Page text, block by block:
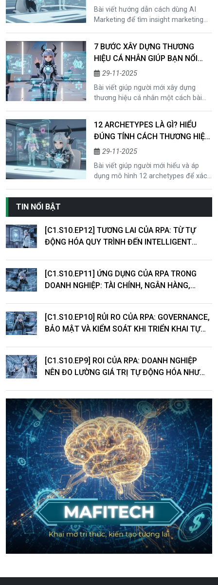
Bài viết hướng dẫn cách dùng AI
Marketing để tìm insight marketing
bình luận, hành vi khách hàng và dữ
liệu lớn. Phù hợp cho người mới muốn
hiểu khách nhanh, chính xác và áp
dụng vào nội dung – quảng cáo –
7 BƯỚC XÂY DỰNG THƯƠNG
HIỆU CÁ NHÂN GIÚP BẠN NỔI
BẬT TRONG 30 NGÀY
29-11-2025
Bài viết giúp người mới xây dựng
thương hiệu cá nhân một cách bài
lõi, định vị bản thân, thiết kế giọng
nói thương hiệu và ứng dụng AI-first.
Đây là hướng dẫn toàn diện giúp cá
nhân phát triển bền vững trong môi
12 ARCHETYPES LÀ GÌ? HIỂU
ĐÚNG TÍNH CÁCH THƯƠNG HIỆU
CHỈ TRONG VÀI PHÚT
29-11-2025
Bài viết giúp người mới hiểu và áp
dụng mô hình 12 archetypes để xác
rõ ràng, dữ liệu hóa nhờ ứng dụng AI.
doanh nghiệp, chiến lược AI-first, AI
tổ chức và AI change management
để giữ giọng thương hiệu nhất quán
TIN NỔI BẬT
[C1.S10.EP12] TƯƠNG LAI CỦA RPA: TỪ TỰ
ĐỘNG HÓA QUY TRÌNH ĐẾN INTELLIGENT
[C1.S10.EP11] ỨNG DỤNG CỦA RPA TRONG
DOANH NGHIỆP: TÀI CHÍNH, NGÂN HÀNG,
[C1.S10.EP10] RỦI RO CỦA RPA: GOVERNANCE,
BẢO MẬT VÀ KIỂM SOÁT KHI TRIỂN KHAI TỰ
[C1.S10.EP9] ROI CỦA RPA: DOANH NGHIỆP
NÊN ĐO LƯỜNG GIÁ TRỊ TỰ ĐỘNG HÓA NHƯ